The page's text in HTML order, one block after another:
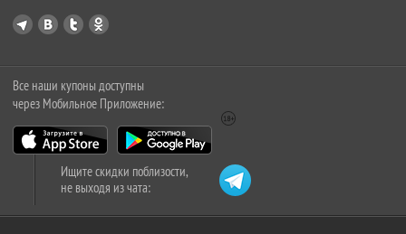
Все наши купоны доступны
через Мобильное Приложение:
Ищите скидки поблизости,
не выходя из чата: